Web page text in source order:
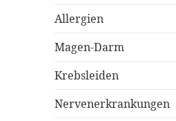
Allergien
Magen-Darm
Krebsleiden
Nervenerkrankungen